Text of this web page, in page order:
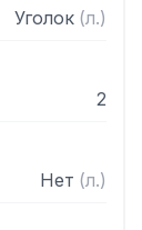
Уголок (л.)
2
Нет (л.)